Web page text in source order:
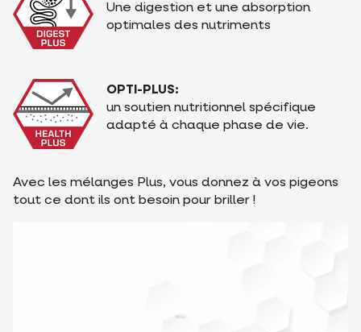
Une digestion et une absorption
optimales des nutriments
OPTI-PLUS:
un soutien nutritionnel spécifique
adapté à chaque phase de vie.
Avec les mélanges Plus, vous donnez à vos pigeons
tout ce dont ils ont besoin pour briller !